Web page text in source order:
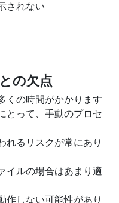
されない
の欠点
くの時間がかかります
とって、手動のプロセ
れるリスクが常にあり
イルの場合はあまり適
作しない可能性があり